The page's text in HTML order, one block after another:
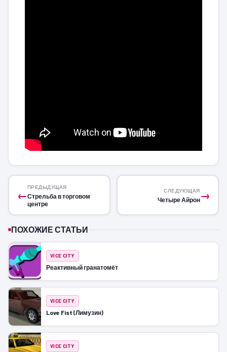
←
ПРЕДЫДУЩАЯ
Стрельба в торговом
центре
→
СЛЕДУЮЩАЯ
Четыре Айрон
ПОХОЖИЕ СТАТЬИ
VICE CITY
Реактивный гранатомёт
VICE CITY
Love Fist (Лимузин)
VICE CITY